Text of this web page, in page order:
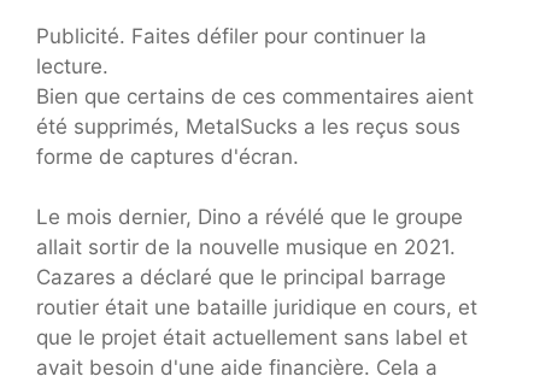
Publicité. Faites défiler pour continuer la
lecture.
Bien que certains de ces commentaires aient
été supprimés, MetalSucks a les reçus sous
forme de captures d'écran.
Le mois dernier, Dino a révélé que le groupe
allait sortir de la nouvelle musique en 2021.
Cazares a déclaré que le principal barrage
routier était une bataille juridique en cours, et
que le projet était actuellement sans label et
avait besoin d'une aide financière. Cela a